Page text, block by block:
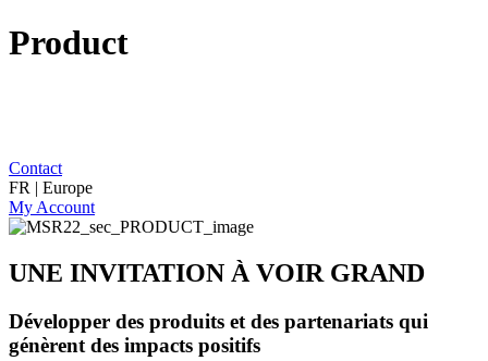
Product
Contact
FR | Europe
My Account
UNE INVITATION À VOIR GRAND
Développer des produits et des partenariats qui
génèrent des impacts positifs